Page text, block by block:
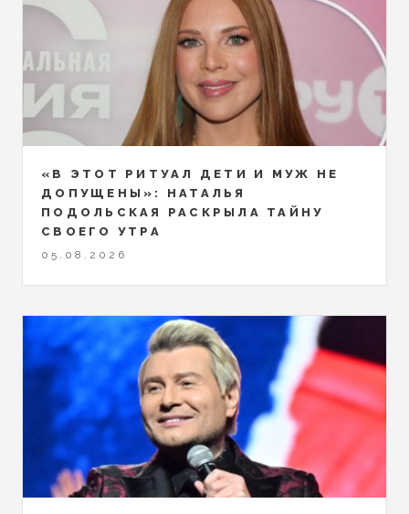
«В ЭТОТ РИТУАЛ ДЕТИ И МУЖ НЕ
ДОПУЩЕНЫ»: НАТАЛЬЯ
ПОДОЛЬСКАЯ РАСКРЫЛА ТАЙНУ
СВОЕГО УТРА
05.08.2026